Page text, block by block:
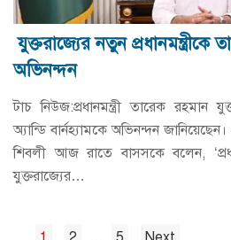
যুক্তরাজ্যের নতুন প্রধানমন্ত্রীকে
অভিনন্দন
টাচ নিউজ:প্রধানমন্ত্রী তারেক রহমান
অ্যান্ডি বার্নহ্যামকে অভিনন্দন জানিয়েছেন।
শিবলী আজ রাতে বাসসকে বলেন,
যুক্তরাজ্যের…